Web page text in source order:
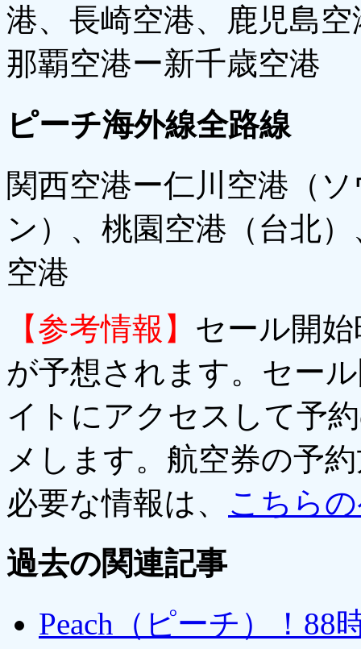
港、長崎空港、鹿児島
那覇空港ー新千歳空港
ピーチ海外線全路線
関西空港ー仁川空港（
ン）、桃園空港（台北
空港
【参考情報】 セール開
が予想されます。セー
イトにアクセスして予
メします。航空券の予
必要な情報は、 こちら
過去の関連記事
Peach（ピーチ）！88